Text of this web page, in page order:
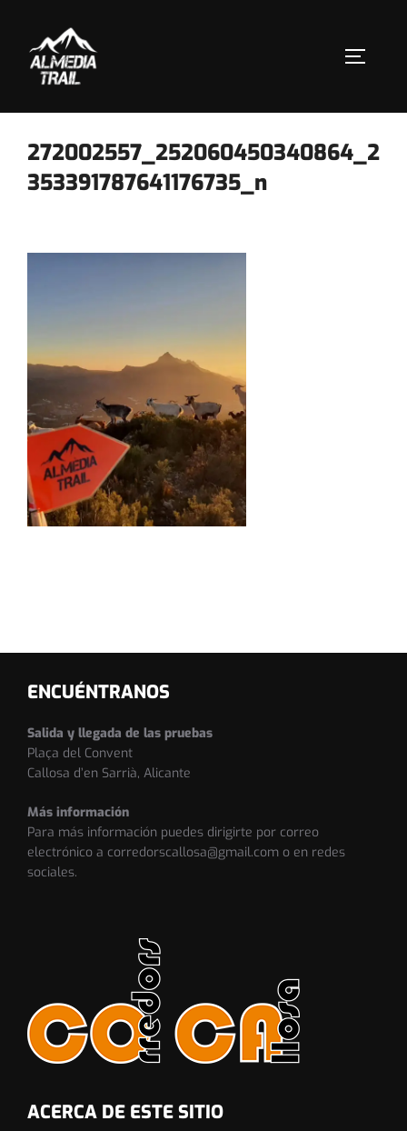
contenido
272002557_252060450340864_2
353391787641176735_n
ENCUÉNTRANOS
Salida y llegada de las pruebas
Plaça del Convent
Callosa d’en Sarrià, Alicante
Más información
Para más información puedes dirigirte por correo
electrónico a corredorscallosa@gmail.com o en redes
sociales.
ACERCA DE ESTE SITIO